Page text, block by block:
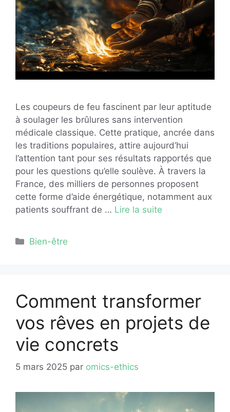
Les coupeurs de feu fascinent par leur aptitude
à soulager les brûlures sans intervention
médicale classique. Cette pratique, ancrée dans
les traditions populaires, attire aujourd’hui
l’attention tant pour ses résultats rapportés que
pour les questions qu’elle soulève. À travers la
France, des milliers de personnes proposent
cette forme d’aide énergétique, notamment aux
patients souffrant de … Lire la suite
Catégories
Bien-être
Comment transformer
vos rêves en projets de
vie concrets
5 mars 2025 par omics-ethics